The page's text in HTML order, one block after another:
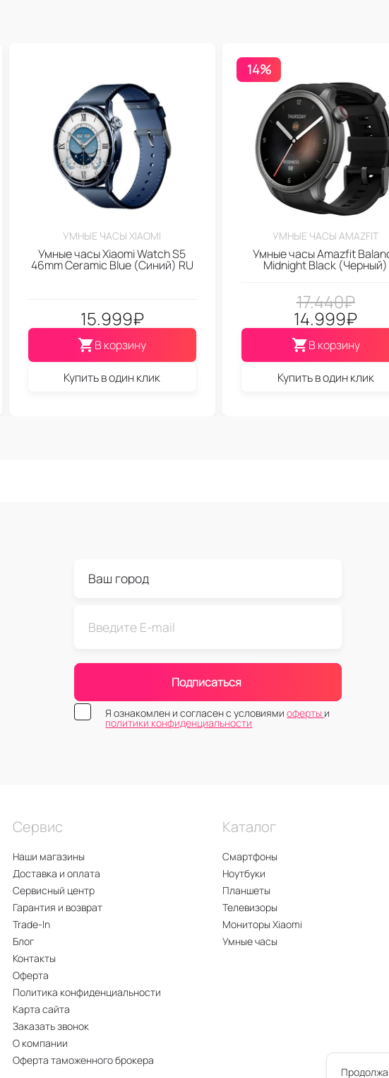
УМНЫЕ ЧАСЫ XIAOMI
Умные часы Xiaomi Watch S5
46mm Ceramic Blue (Синий) RU
15.999₽
В корзину
Купить в один клик
14%
УМНЫЕ ЧАСЫ AMAZFIT
Умные часы Amazfit
Midnight Black (Черный)
17.440₽
14.999₽
В корзину
Купить в один клик
Подписаться
Я ознакомлен и согласен с условиямиоферты и
политики конфиденциальности
Сервис
Наши магазины
Доставка и оплата
Сервисный центр
Гарантия и возврат
Trade-In
Блог
Контакты
Оферта
Политика конфиденциальности
Карта сайта
Заказать звонок
О компании
Оферта таможенного брокера
Каталог
Смартфоны
Ноутбуки
Планшеты
Телевизоры
Мониторы Xiaomi
Умные часы